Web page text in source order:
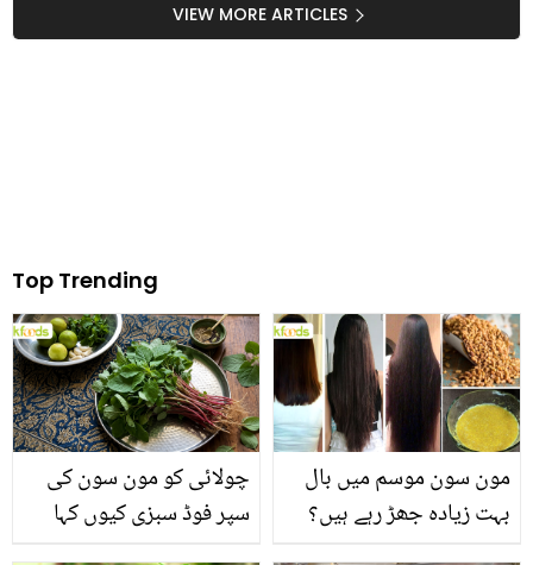
VIEW MORE ARTICLES
Top Trending
چولائی کو مون سون کی
سپر فوڈ سبزی کیوں کہا
مون سون موسم میں بال
بہت زیادہ جھڑ رہے ہیں؟